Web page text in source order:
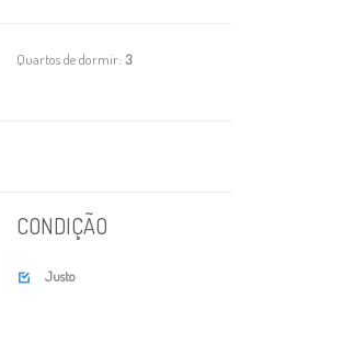
Quartos de dormir:3
CONDIÇÃO
 Justo